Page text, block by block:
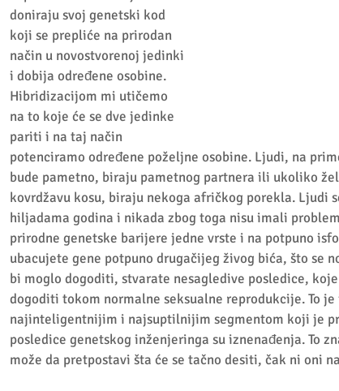
doniraju svoj genetski kod
koji se prepliće na prirodan
način u novostvorenoj jedinki
i dobija određene osobine.
Hibridizacijom mi utičemo
na to koje će se dve jedinke
pariti i na taj način
potenciramo određene poželjne osobine. Ljudi, na
bude pametno, biraju pametnog partnera ili ukoliko
kovrdžavu kosu, biraju nekoga afričkog porekla. Ljudi
hiljadama godina i nikada zbog toga nisu imali
prirodne genetske barijere jedne vrste i na potpuno
ubacujete gene potpuno drugačijeg živog bića, što se
bi moglo dogoditi, stvarate nesagledive posledice,
dogoditi tokom normalne seksualne reprodukcije. To
najinteligentnijim i najsuptilnijim segmentom koji je
posledice genetskog inženjeringa su iznenađenja. To
može da pretpostavi šta će se tačno desiti, čak ni oni